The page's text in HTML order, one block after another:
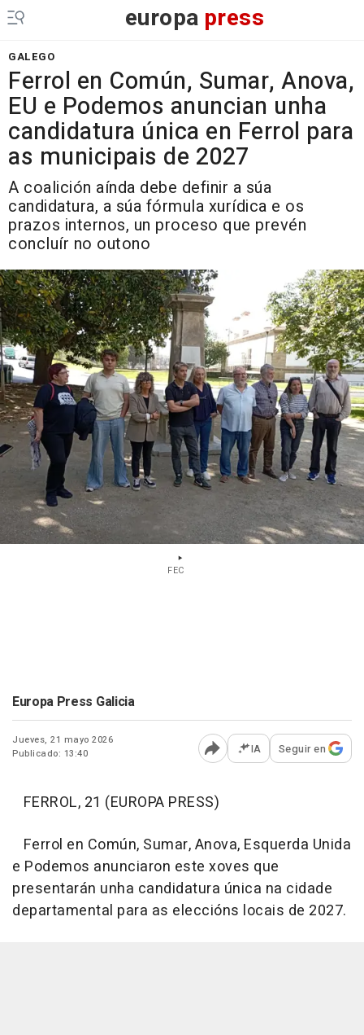
europa press
GALEGO
Ferrol en Común, Sumar, Anova,
EU e Podemos anuncian unha
candidatura única en Ferrol para
as municipais de 2027
A coalición aínda debe definir a súa
candidatura, a súa fórmula xurídica e os
prazos internos, un proceso que prevén
concluír no outono
FEC
Europa Press Galicia
Jueves, 21 mayo 2026
Publicado: 13:40
Abrir opciones para
IA Seguir en
FERROL, 21 (EUROPA PRESS)
Ferrol en Común, Sumar, Anova, Esquerda Unida
e Podemos anunciaron este xoves que
presentarán unha candidatura única na cidade
departamental para as eleccións locais de 2027.